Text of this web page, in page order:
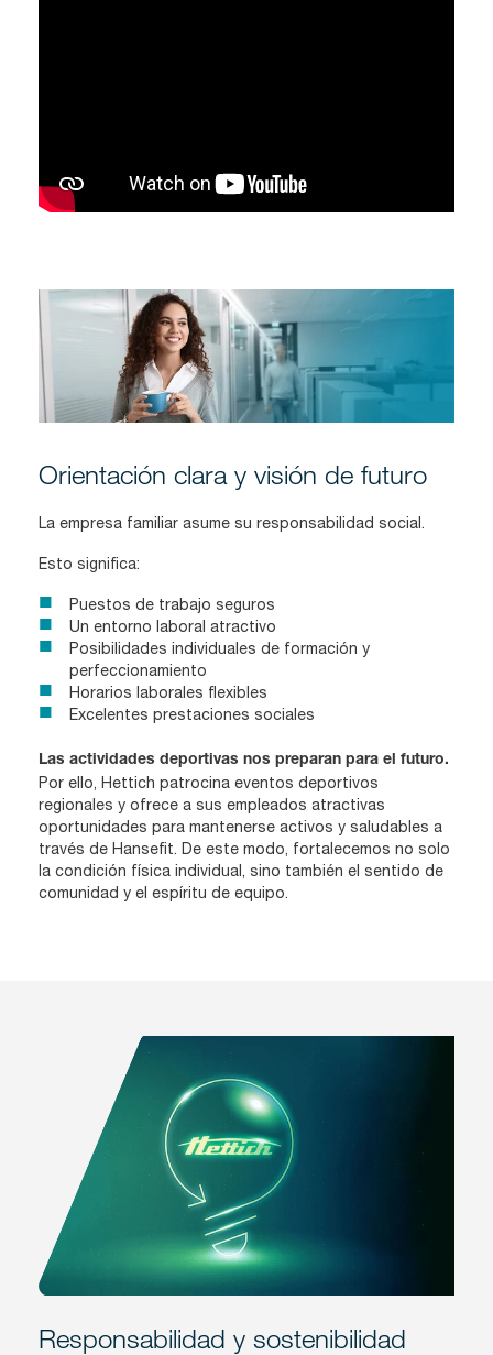
Orientación clara y visión de futuro
La empresa familiar asume su responsabilidad social.
Esto significa:
Puestos de trabajo seguros
Un entorno laboral atractivo
Posibilidades individuales de formación y
perfeccionamiento
Horarios laborales flexibles
Excelentes prestaciones sociales
Las actividades deportivas nos preparan para el futuro.
Por ello, Hettich patrocina eventos deportivos
regionales y ofrece a sus empleados atractivas
oportunidades para mantenerse activos y saludables a
través de Hansefit. De este modo, fortalecemos no solo
la condición física individual, sino también el sentido de
comunidad y el espíritu de equipo.
Responsabilidad y sostenibilidad